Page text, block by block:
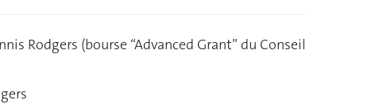
Rodgers (bourse “Advanced Grant” du Conseil